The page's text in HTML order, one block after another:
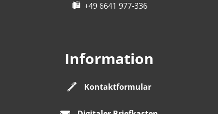
+49 6641 977-336
Information
Kontaktformular